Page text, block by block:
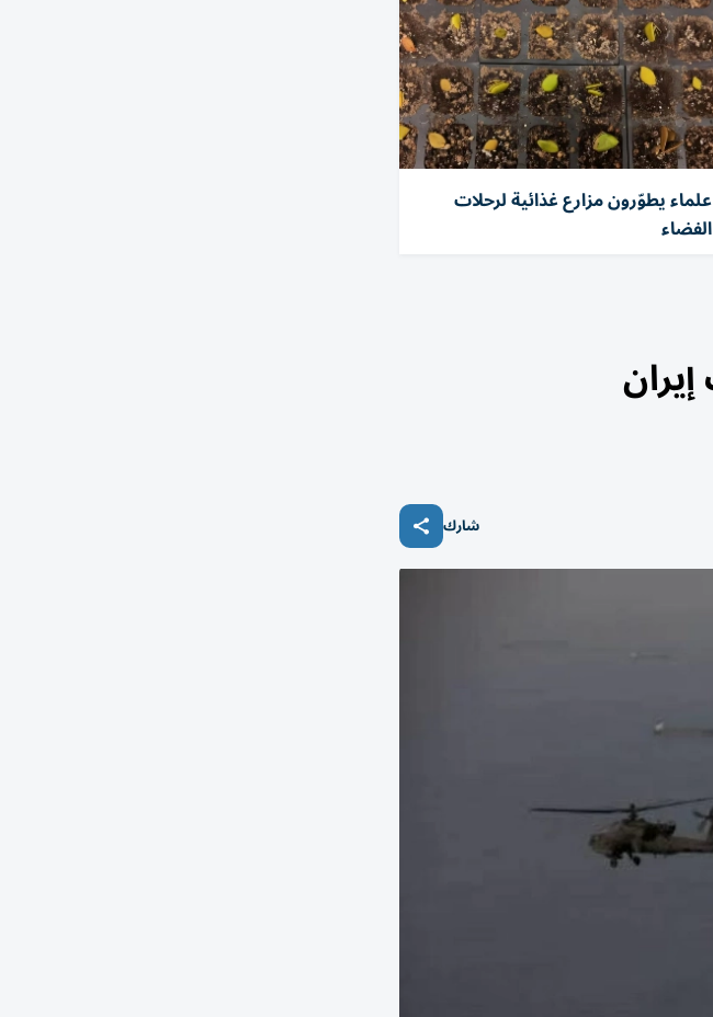
علماء يطوّرون مزارع غذائية لرحلات
الفضاء
شارك